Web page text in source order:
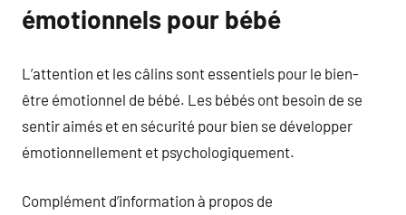
émotionnels pour bébé
L’attention et les câlins sont essentiels pour le bien-
être émotionnel de bébé. Les bébés ont besoin de se
sentir aimés et en sécurité pour bien se développer
émotionnellement et psychologiquement.
Complément d’information à propos de